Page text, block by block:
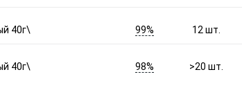
40г\ 99% 12шт.
40г\ 98% >20шт.